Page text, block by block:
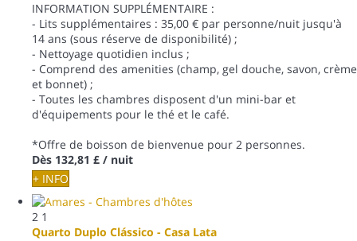
INFORMATION SUPPLÉMENTAIRE :
- Lits supplémentaires : 35,00 € par personne/nuit jusqu'à
14 ans (sous réserve de disponibilité) ;
- Nettoyage quotidien inclus ;
- Comprend des amenities (champ, gel douche, savon, crème
et bonnet) ;
- Toutes les chambres disposent d'un mini-bar et
d'équipements pour le thé et le café.
*Offre de boisson de bienvenue pour 2 personnes.
Dès 132,81 £ / nuit
+ INFO
2 1
Quarto Duplo Clássico - Casa Lata